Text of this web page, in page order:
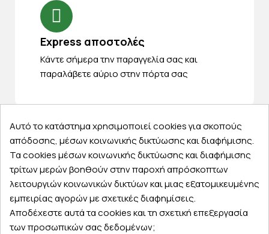
Express αποστολές
Κάντε σήμερα την παραγγελία σας και
παραλάβετε αύριο στην πόρτα σας
Εξυπηρέτηση πελατών
Λογαριασμός
Τα αγαπημένα μου
Τρόποι παραγγελίας
Τρόποι πληρωμής
Αυτό το κατάστημα χρησιμοποιεί cookies για σκοπούς
απόδοσης, μέσων κοινωνικής δικτύωσης και διαφήμισης.
Τα cookies μέσων κοινωνικής δικτύωσης και διαφήμισης
τρίτων μερών βοηθούν στην παροχή απρόσκοπτων
λειτουργιών κοινωνικών δικτύων και μιας εξατομικευμένης
εμπειρίας αγορών με σχετικές διαφημίσεις.
Αποδέχεστε αυτά τα cookies και τη σχετική επεξεργασία
των προσωπικών σας δεδομένων;